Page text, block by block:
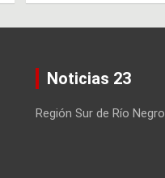
Noticias 23
Región Sur de Río Negro